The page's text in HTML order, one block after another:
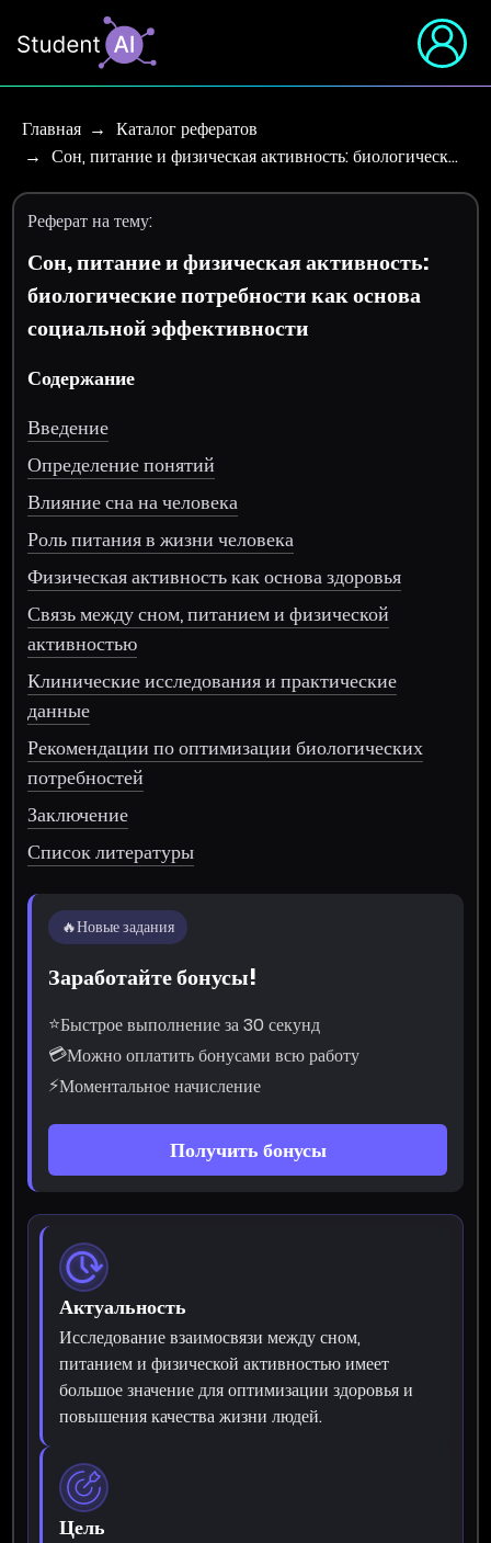
Главная
Каталог рефератов
Сон, питание и физическая активность: биологическ…
Реферат на тему:
Сон, питание и физическая активность:
биологические потребности как основа
социальной эффективности
Содержание
Введение
Определение понятий
Влияние сна на человека
Роль питания в жизни человека
Физическая активность как основа здоровья
Связь между сном, питанием и физической
активностью
Клинические исследования и практические
данные
Рекомендации по оптимизации биологических
потребностей
Заключение
Список литературы
🔥Новые задания
Заработайте бонусы!
⭐Быстрое выполнение за 30 секунд
💳Можно оплатить бонусами всю работу
⚡Моментальное начисление
Получить бонусы
Актуальность
Исследование взаимосвязи между сном,
питанием и физической активностью имеет
большое значение для оптимизации здоровья и
повышения качества жизни людей.
Цель